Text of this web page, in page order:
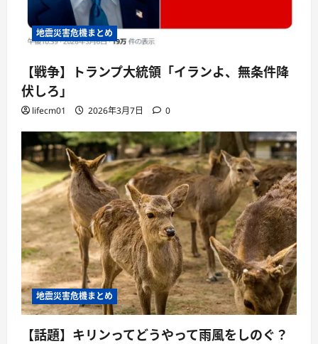
地震災害危機まとめ
【戦争】トランプ大統領「イランよ、無条件降
伏しろ」
lifecm01 2026年3月7日 0
地震災害危機まとめ
【話題】キリンってどうやって雨風をしのぐ？